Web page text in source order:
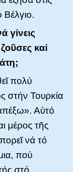
γίνεις
καί
πολύ
στήν Τουρκία
Αὐτό
μέρος τῆς
νά τό
πού
στό